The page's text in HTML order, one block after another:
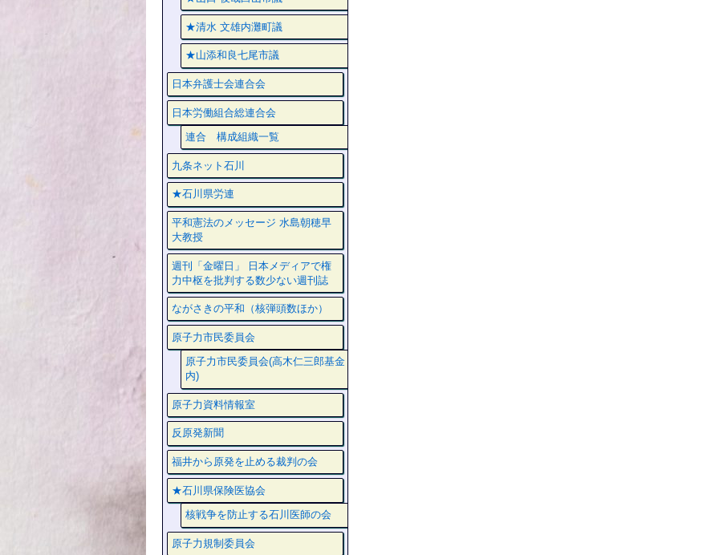
★清水 文雄内灘町議
★山添和良七尾市議
日本弁護士会連合会
日本労働組合総連合会
連合 構成組織一覧
九条ネット石川
★石川県労連
平和憲法のメッセージ 水島朝穂早
大教授
週刊「金曜日」 日本メディアで権
力中枢を批判する数少ない週刊誌
ながさきの平和（核弾頭数ほか）
原子力市民委員会
原子力市民委員会(高木仁三郎基金
内)
原子力資料情報室
反原発新聞
福井から原発を止める裁判の会
★石川県保険医協会
核戦争を防止する石川医師の会
原子力規制委員会